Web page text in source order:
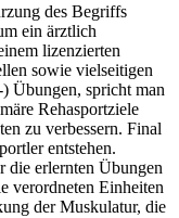
des Begriffs
ein ärztlich
lizenzierten
sowie vielseitigen
Übungen, spricht man
Rehasportziele
zu verbessern. Final
entstehen.
die erlernten Übungen
verordneten Einheiten
der Muskulatur, die